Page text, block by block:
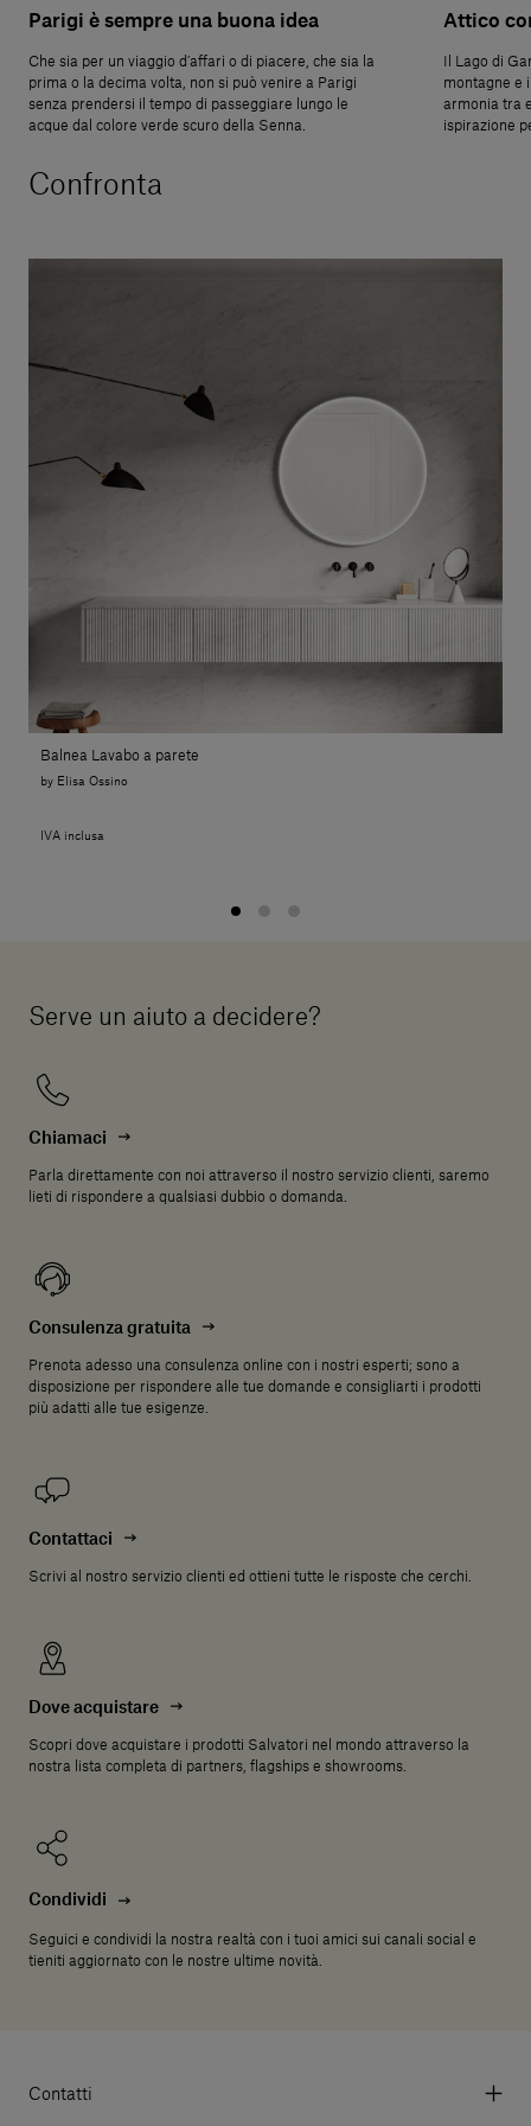
Parigi è sempre una buona idea
Che sia per un viaggio d’affari o di piacere, che sia la
prima o la decima volta, non si può venire a Parigi
senza prendersi il tempo di passeggiare lungo le
acque dal colore verde scuro della Senna.
Attico
Il Lago di
montagne e
armonia tra
ispirazione
Confronta
Balnea Lavabo a parete
by Elisa Ossino
IVA inclusa
Serve un aiuto a decidere?
Chiamaci
Parla direttamente con noi attraverso il nostro servizio clienti, saremo
lieti di rispondere a qualsiasi dubbio o domanda.
Consulenza gratuita
Prenota adesso una consulenza online con i nostri esperti; sono a
disposizione per rispondere alle tue domande e consigliarti i prodotti
più adatti alle tue esigenze.
Contattaci
Scrivi al nostro servizio clienti ed ottieni tutte le risposte che cerchi.
Dove acquistare
Scopri dove acquistare i prodotti Salvatori nel mondo attraverso la
nostra lista completa di partners, flagships e showrooms.
Condividi
Seguici e condividi la nostra realtà con i tuoi amici sui canali social e
tieniti aggiornato con le nostre ultime novità.
Contatti